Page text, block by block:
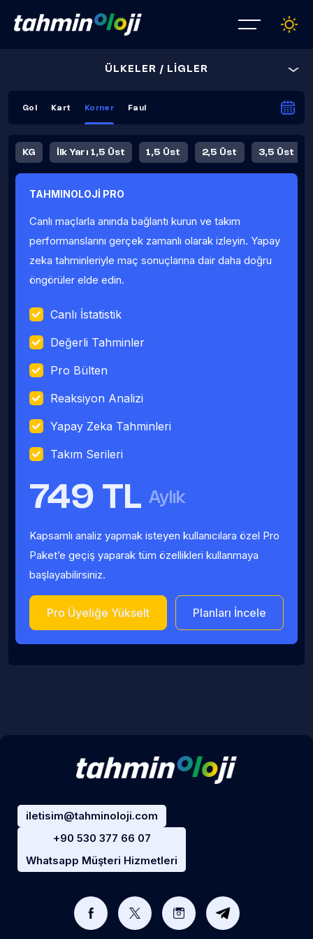
ÜLKELER / LİGLER
Gol Kart Korner Faul
KG İlk Yarı 1,5 Üst 1,5 Üst 2,5 Üst 3,5 Üst
Fauller Ortalama
TAHMINOLOJİ PRO
Canlı maçlarla anında bağlantı kurun ve takım
performanslarını gerçek zamanlı olarak izleyin. Yapay
zeka tahminleriyle maç sonuçlarına dair daha doğru
öngörüler elde edin.
Canlı İstatistik
Değerli Tahminler
Pro Bülten
Reaksiyon Analizi
Yapay Zeka Tahminleri
Takım Serileri
749 TL Aylık
Kapsamlı analiz yapmak isteyen kullanıcılara özel Pro
Paket’e geçiş yaparak tüm özellikleri kullanmaya
başlayabilirsiniz.
Pro Üyeliğe Yükselt Planları İncele
iletisim@tahminoloji.com
+90 530 377 66 07
Whatsapp Müşteri Hizmetleri